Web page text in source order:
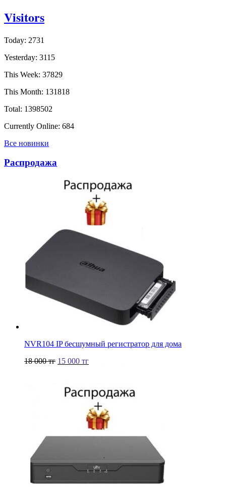
Visitors
Today: 2731
Yesterday: 3115
This Week: 37829
This Month: 131818
Total: 1398502
Currently Online: 684
Все новинки
Распродажа
NVR104 IP бесшумный регистратор для дома
18 000тг 15 000 тг